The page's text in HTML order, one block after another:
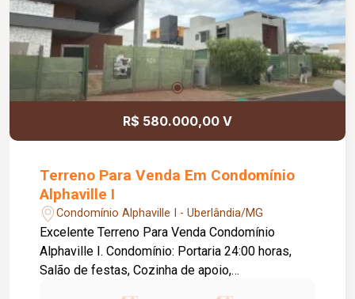
R$ 580.000,00 V
Terreno Para Venda Em Condomínio
Alphaville I
Condomínio Alphaville I - Uberlândia/MG
Excelente Terreno Para Venda Condomínio
Alphaville I. Condomínio: Portaria 24:00 horas,
Salão de festas, Cozinha de apoio,